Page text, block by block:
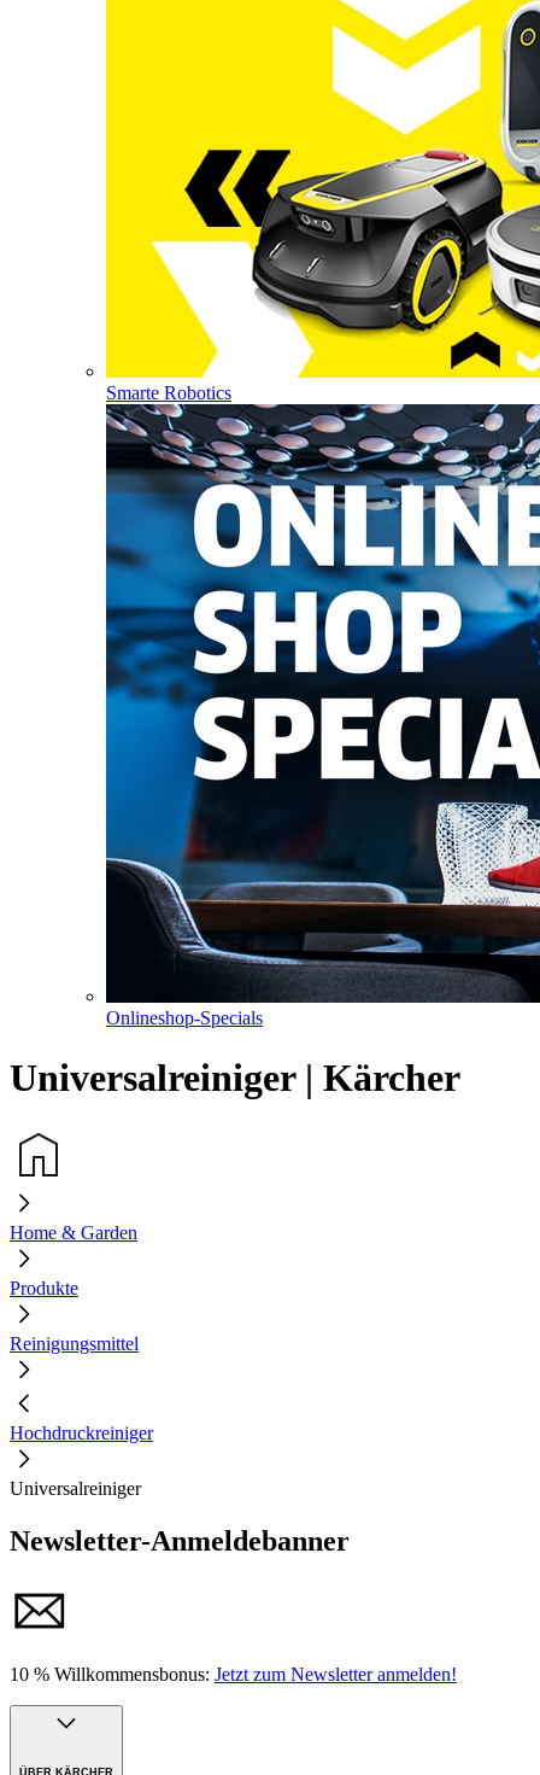
Smarte Robotics
Onlineshop-Specials
Universalreiniger | Kärcher
Home & Garden
Produkte
Reinigungsmittel
Hochdruckreiniger
Universalreiniger
Newsletter-Anmeldebanner
10 % Willkommensbonus: Jetzt zum Newsletter anmelden!